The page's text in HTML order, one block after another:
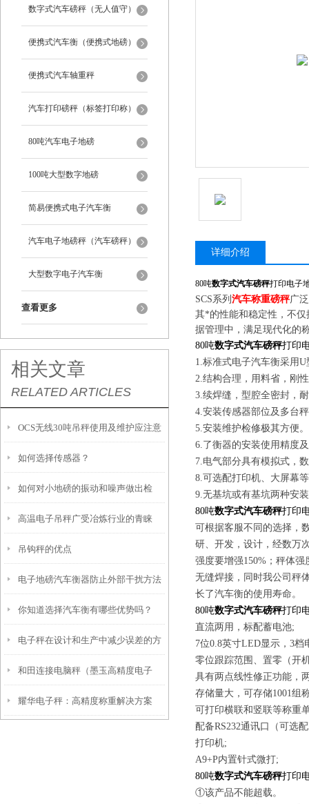
数字式汽车磅秤（无人值守）
便携式汽车衡（便携式地磅）
便携式汽车轴重秤
汽车打印磅秤（标签打印称）
80吨汽车电子地磅
100吨大型数字地磅
简易便携式电子汽车衡
汽车电子地磅秤（汽车磅秤）
大型数字电子汽车衡
查看更多
相关文章
RELATED ARTICLES
OCS无线30吨吊秤使用及维护应注意
重点要素
如何选择传感器？
如何对小地磅的振动和噪声做出检
测？
高温电子吊秤广受冶炼行业的青睐
吊钩秤的优点
电子地磅汽车衡器防止外部干扰方法
你知道选择汽车衡有哪些优势吗？
电子秤在设计和生产中减少误差的方
法
和田连接电脑秤（墨玉高精度电子
称）和硕智能电子秤维修
耀华电子秤：高精度称重解决方案
详细介绍
80吨数字式汽车磅秤打印电子
SCS系列 汽车称重磅秤广
其*的性能和稳定性，不
据管理中，满足现代化的
80吨数字式汽车磅秤打印
1.标准式电子汽车衡采用
2.结构合理，用料省，刚
3.续焊缝，型腔全密封，
4.安装传感器部位及多台
5.安装维护检修极其方便
6.了衡器的安装使用精度
7.电气部分具有模拟式，
8.可选配打印机、大屏幕等
9.无基坑或有基坑两种安
80吨数字式汽车磅秤打印
可根据客服不同的选择，
研、开发，设计，经数万
强度要增强150%；秤体
无缝焊接，同时我公司秤
长了汽车衡的使用寿命。
80吨数字式汽车磅秤打印
直流两用，标配蓄电池;
7位0.8英寸LED显示，3档
零位跟踪范围、置零（开
具有两点线性修正功能，
存储量大，可存储1001组
可打印横联和竖联等称重
配备RS232通讯口（可选
打印机;
A9+P内置针式微打;
80吨数字式汽车磅秤打印
①该产品不能超载。